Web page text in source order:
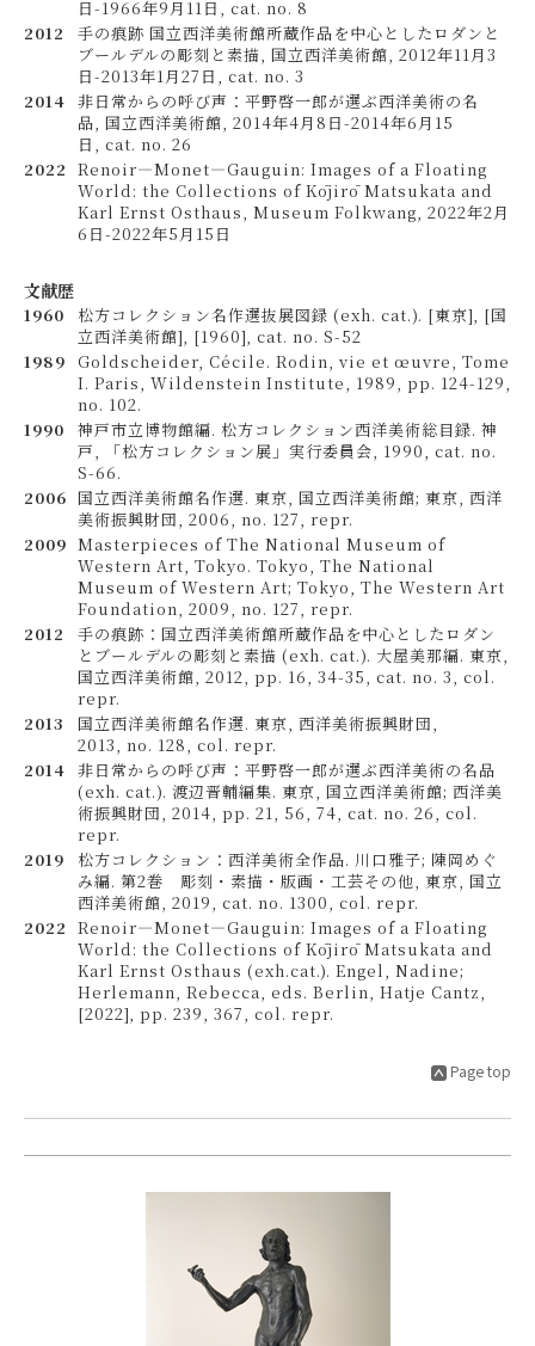
日-1966年9月11日, cat. no. 8
2012
手の痕跡 国立西洋美術館所蔵作品を中心としたロダンと
ブールデルの彫刻と素描, 国立西洋美術館, 2012年11月3
日-2013年1月27日, cat. no. 3
2014 非日常からの呼び声：平野啓一郎が選ぶ西洋美術の名
品, 国立西洋美術館, 2014年4月8日-2014年6月15
日, cat. no. 26
2022 Renoir—Monet—Gauguin: Images of a Floating
World: the Collections of Kōjirō Matsukata and
Karl Ernst Osthaus, Museum Folkwang, 2022年2月
6日-2022年5月15日
文献歴
1960
松方コレクション名作選抜展図録 (exh. cat.). [東京], [国
立西洋美術館], [1960], cat. no. S-52
1989 Goldscheider, Cécile. Rodin, vie et œuvre, Tome
I. Paris, Wildenstein Institute, 1989, pp. 124-129,
no. 102.
1990
神戸市立博物館編. 松方コレクション西洋美術総目録. 神
戸, 「松方コレクション展」実行委員会, 1990, cat. no.
S-66.
2006 国立西洋美術館名作選. 東京, 国立西洋美術館; 東京, 西洋
美術振興財団, 2006, no. 127, repr.
2009 Masterpieces of The National Museum of
Western Art, Tokyo. Tokyo, The National
Museum of Western Art; Tokyo, The Western Art
Foundation, 2009, no. 127, repr.
2012
手の痕跡：国立西洋美術館所蔵作品を中心としたロダン
とブールデルの彫刻と素描 (exh. cat.). 大屋美那編. 東京,
国立西洋美術館, 2012, pp. 16, 34-35, cat. no. 3, col.
repr.
2013
国立西洋美術館名作選. 東京, 西洋美術振興財団,
2013, no. 128, col. repr.
2014 非日常からの呼び声：平野啓一郎が選ぶ西洋美術の名品
(exh. cat.). 渡辺晋輔編集. 東京, 国立西洋美術館; 西洋美
術振興財団, 2014, pp. 21, 56, 74, cat. no. 26, col.
repr.
2019
松方コレクション：西洋美術全作品. 川口雅子; 陳岡めぐ
み編. 第2巻 彫刻・素描・版画・工芸その他, 東京, 国立
西洋美術館, 2019, cat. no. 1300, col. repr.
2022 Renoir—Monet—Gauguin: Images of a Floating
World: the Collections of Kōjirō Matsukata and
Karl Ernst Osthaus (exh.cat.). Engel, Nadine;
Herlemann, Rebecca, eds. Berlin, Hatje Cantz,
[2022], pp. 239, 367, col. repr.
Page top